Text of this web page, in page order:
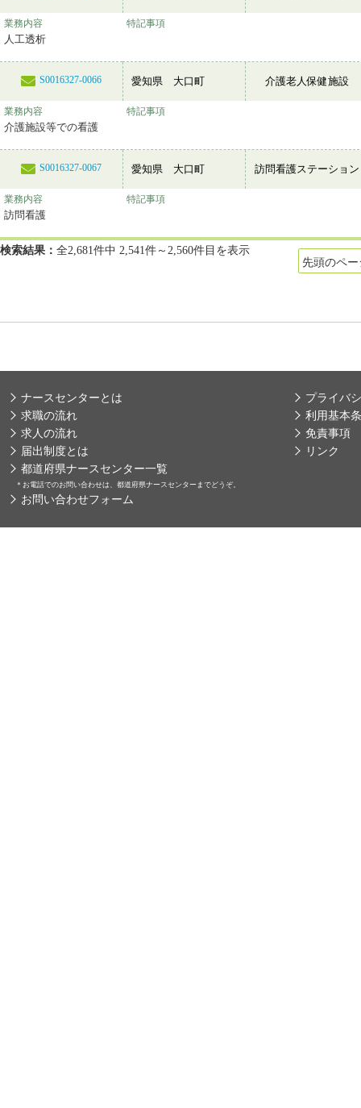
業務内容
人工透析
特記事項
S0016327-0066 愛知県 大口町 介護老人保健施設
業務内容
介護施設等での看護
特記事項
S0016327-0067 愛知県 大口町 訪問看護ステーション
業務内容
訪問看護
特記事項
検索結果： 全2,681件中 2,541件～2,560件目を表示
先頭のペー
ナースセンターとは
求職の流れ
求人の流れ
届出制度とは
都道府県ナースセンター一覧
＊ お電話でのお問い合わせは、都道府県ナースセンターまでどうぞ。
お問い合わせフォーム
プライバ
利用基本
免責事項
リンク